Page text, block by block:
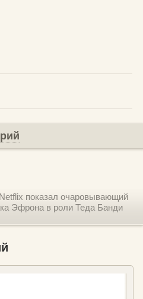
показал очаровывающий
Эфрона в роли Теда Банди